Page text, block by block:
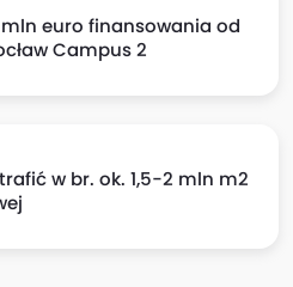
euro finansowania od
Campus 2
w br. ok. 1,5-2 mln m2